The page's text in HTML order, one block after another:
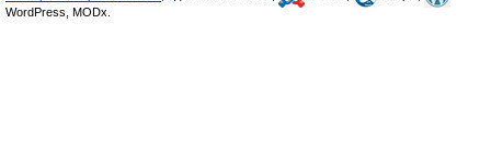
WordPress, MODx.